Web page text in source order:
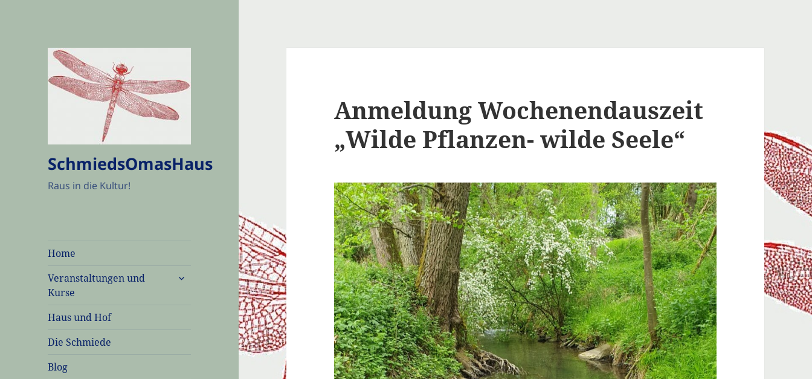
SchmiedsOmasHaus
Raus in die Kultur!
Home
Veranstaltungen und
Kurse
untermenü
Haus und Hof
Die Schmiede
Blog
Anmeldung Wochenendauszeit
„Wilde Pflanzen- wilde Seele“